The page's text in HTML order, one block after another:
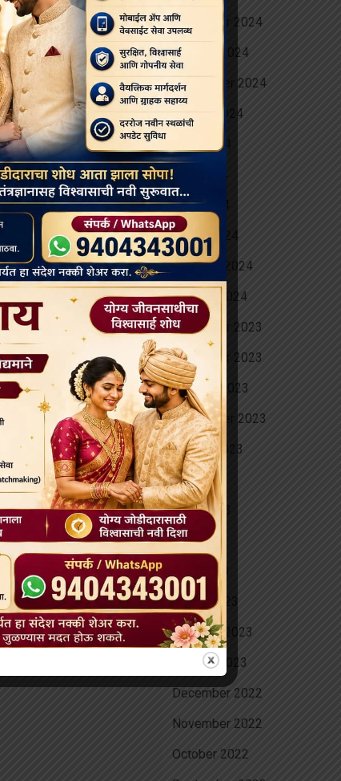
November 2024
October 2024
September 2024
August 2024
June 2024
May 2024
April 2024
March 2024
February 2024
January 2024
December 2023
November 2023
October 2023
September 2023
August 2023
July 2023
June 2023
May 2023
April 2023
March 2023
February 2023
January 2023
December 2022
November 2022
October 2022